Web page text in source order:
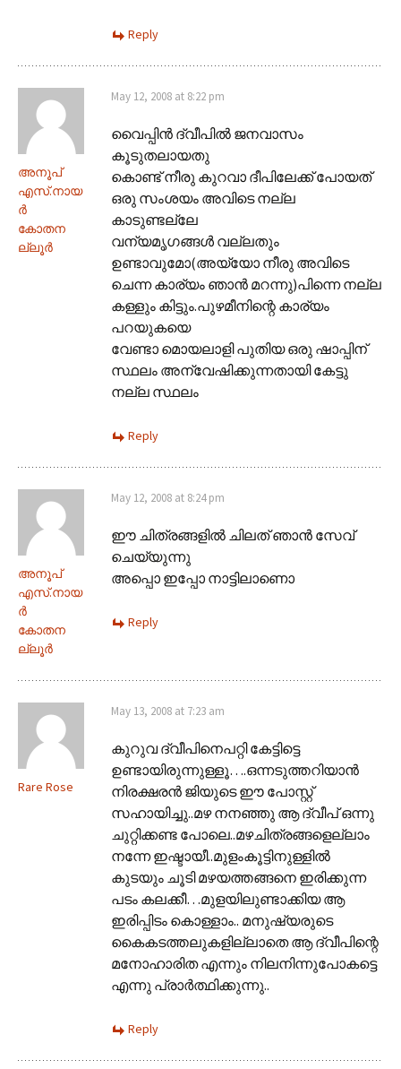
Reply
അനൂപ്‌
എസ്‌.നായ
ര്‍
കോതന
ല്ലൂര്‍
May 12, 2008 at 8:22 pm
വൈപ്പിന്‍ ദ്വീപില്‍ ജനവാസം
കൂടുതലായതു
കൊണ്ട് നീരു കുറവാ ദീപിലേക്ക് പോയത്
ഒരു സംശയം അവിടെ നല്ല
കാടുണ്ടല്ലേ
വന്യമൃഗങ്ങള്‍ വല്ലതും
ഉണ്ടാവുമോ(അയ്യോ നീരു അവിടെ
ചെന്ന കാര്യം ഞാന്‍ മറന്നു)പിന്നെ നല്ല
കള്ളും കിട്ടും.പുഴമീനിന്റെ കാര്യം
പറയുകയെ
വേണ്ടാ മൊയലാളി പുതിയ ഒരു ഷാപ്പിന്
സ്ഥലം അന്വേഷിക്കുന്നതായി കേട്ടു
നല്ല സ്ഥലം
Reply
അനൂപ്‌
എസ്‌.നായ
ര്‍
കോതന
ല്ലൂര്‍
May 12, 2008 at 8:24 pm
ഈ ചിത്രങ്ങളില്‍ ചിലത് ഞാന്‍ സേവ്
ചെയ്യുന്നു
അപ്പൊ ഇപ്പോ നാട്ടിലാണൊ
Reply
Rare Rose
May 13, 2008 at 7:23 am
കുറുവ ദ്വീപിനെപറ്റി കേട്ടിട്ടെ
ഉണ്ടായിരുന്നുള്ളൂ….ഒന്നടുത്തറിയാ‍ന്‍
നിരക്ഷരന്‍ ജിയുടെ ഈ പോസ്റ്റ്
സഹായിച്ചു..മഴ നനഞ്ഞു ആ ദ്വീപ് ഒന്നു
ചുറ്റിക്കണ്ട പോലെ..‍മഴചിത്രങ്ങളെല്ലാം
നന്നേ ഇഷ്ടായീ..മുളംകൂട്ടിനുള്ളില്‍
കുടയും ചൂടി മഴയത്തങ്ങനെ ഇരിക്കുന്ന
പടം കല‍ക്കീ…മുളയിലുണ്ടാക്കിയ ആ
ഇരിപ്പിടം കൊള്ളാം.. മനുഷ്യരുടെ
കൈകടത്തലുകളില്ലാതെ ആ ദ്വീപിന്റെ
മനോഹാരിത എന്നും നിലനിന്നുപോകട്ടെ
എന്നു പ്രാര്‍ത്ഥിക്കുന്നു..
Reply